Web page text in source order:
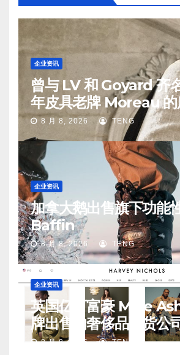
企业资讯
曾与 LV 和 Goyard 齐
年皮具老牌 Moreau 的
手8 月 8, 2026 TENG
企业资讯
加拿大鹅出售旗下功能
Baffin
8 月 8, 2026 TENG
企业资讯
英国亿万富豪 Mike
牌出售的奢侈品百货公
Nichols 正陷入“死亡螺
8 月 8, 2026 TENG